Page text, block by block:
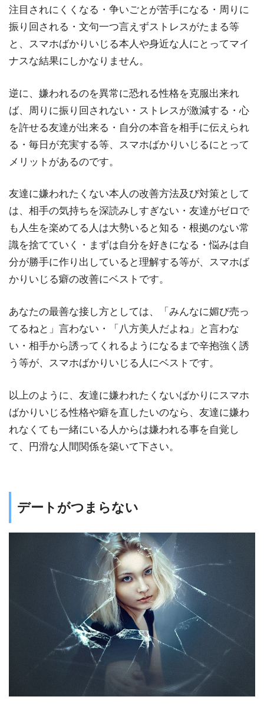
注目されにくくなる・争いごとが苦手になる・周りに
振り回される・文句一つ言えずストレスがたまる等
と、スマホばかりいじる本人や身近な人にとってマイ
ナスな結果にしかなりません。
逆に、嫌われるのを異常に恐れる性格を克服出来れ
ば、周りに振り回されない・ストレスが激減する・心
を許せる友達が出来る・自分の本音を相手に伝えられ
る・毎日が充実する等、スマホばかりいじるにとって
メリットがあるのです。
友達に嫌われたくない本人の改善方法及び対策として
は、相手の気持ちを深読みしすぎない・友達がゼロで
も人生を楽めてる人は大勢いると知る・根拠のない常
識を捨てていく・まずは自分を好きになる・悩みは自
分が勝手に作り出していると理解する等が、スマホば
かりいじる癖の改善にベストです。
あなたの最善な接し方としては、「みんなに媚び売っ
てるねと」言わない・「八方美人だよね」と言わな
い・相手から誘ってくれるようになるまで辛抱強く誘
う等が、スマホばかりいじる人にベストです。
以上のように、友達に嫌われたくないばかりにスマホ
ばかりいじる性格や癖を直したいのなら、友達に嫌わ
れなくても一緒にいる人からは嫌われる事を自覚し
て、円滑な人間関係を築いて下さい。
デートがつまらない